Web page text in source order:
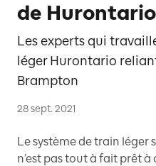
de Hurontario
Les experts qui
léger Hurontario
Brampton
28 sept. 2021
Le système de train léger
n’est pas tout à fait prêt